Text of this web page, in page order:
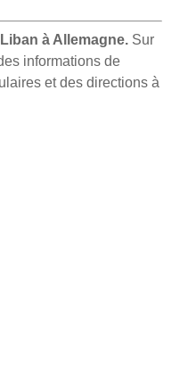
à Allemagne. Sur
informations de
et des directions à